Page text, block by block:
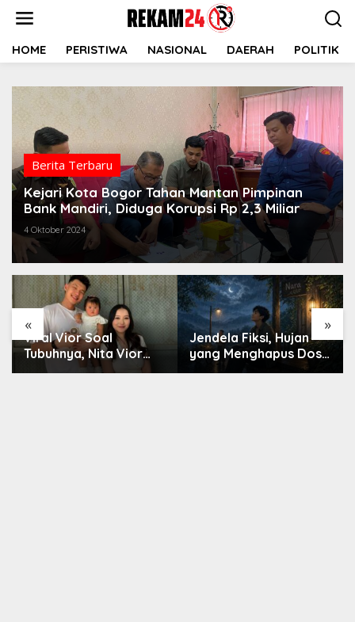
HOME PERISTIWA NASIONAL DAERAH POLITIK
Berita Terbaru
Kejari Kota Bogor Tahan Mantan Pimpinan
Bank Mandiri, Diduga Korupsi Rp 2,3 Miliar
4 Oktober 2024
« »
Viral Vior Soal
Tubuhnya, Nita Vior
Akui Nikmati Peranya
Jendela Fiksi, Hujan
yang Menghapus Dosa